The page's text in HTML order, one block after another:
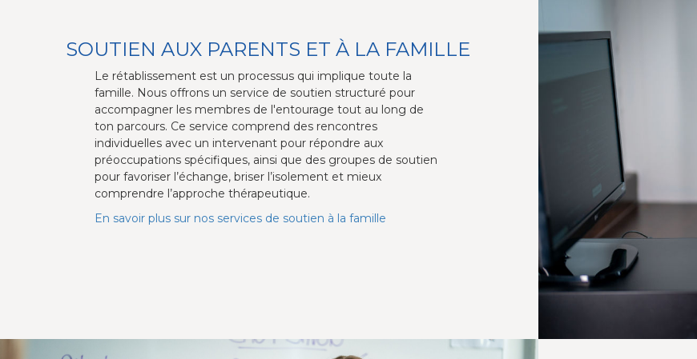
SOUTIEN AUX PARENTS ET À LA FAMILLE
Le rétablissement est un processus qui implique toute la
famille. Nous offrons un service de soutien structuré pour
accompagner les membres de l'entourage tout au long de
ton parcours. Ce service comprend des rencontres
individuelles avec un intervenant pour répondre aux
préoccupations spécifiques, ainsi que des groupes de soutien
pour favoriser l’échange, briser l’isolement et mieux
comprendre l’approche thérapeutique.
En savoir plus sur nos services de soutien à la famille